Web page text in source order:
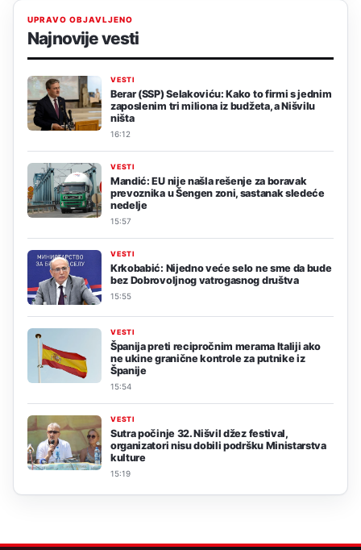
UPRAVO OBJAVLJENO
Najnovije vesti
VESTI
Berar (SSP) Selakoviću: Kako to firmi s jednim
zaposlenim tri miliona iz budžeta, a Nišvilu
ništa
16:12
VESTI
Mandić: EU nije našla rešenje za boravak
prevoznika u Šengen zoni, sastanak sledeće
nedelje
15:57
VESTI
Krkobabić: Nijedno veće selo ne sme da bude
bez Dobrovoljnog vatrogasnog društva
15:55
VESTI
Španija preti recipročnim merama Italiji ako
ne ukine granične kontrole za putnike iz
Španije
15:54
VESTI
Sutra počinje 32. Nišvil džez festival,
organizatori nisu dobili podršku Ministarstva
kulture
15:19